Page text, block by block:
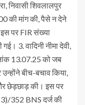
निवासी शिवलालपुर
की मांग की, पैसे न देने
पर FIR संख्या
3. वादिनी नीमा देवी,
13.07.25 को जब
बीच-बचाव किया,
छेड़छाड़ की। इस पर
352 BNS दर्ज की